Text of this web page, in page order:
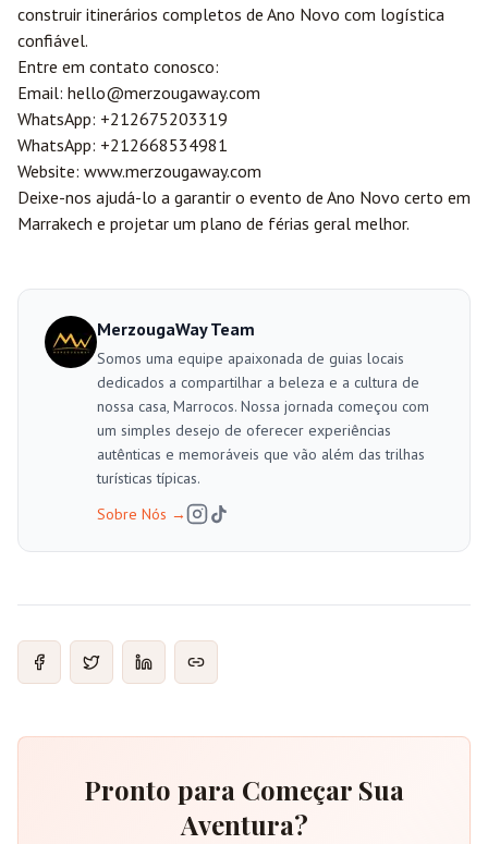
construir itinerários completos de Ano Novo com logística
confiável.
Entre em contato conosco:
Email: hello@merzougaway.com
WhatsApp: +212675203319
WhatsApp: +212668534981
Website: www.merzougaway.com
Deixe-nos ajudá-lo a garantir o evento de Ano Novo certo em
Marrakech e projetar um plano de férias geral melhor.
MerzougaWay Team
Somos uma equipe apaixonada de guias locais
dedicados a compartilhar a beleza e a cultura de
nossa casa, Marrocos. Nossa jornada começou com
um simples desejo de oferecer experiências
autênticas e memoráveis que vão além das trilhas
turísticas típicas.
Sobre Nós →
Pronto para Começar Sua
Aventura?